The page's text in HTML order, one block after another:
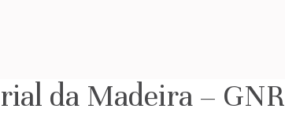
da Madeira – GNR